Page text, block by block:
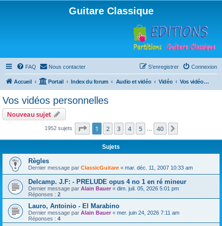
Guitare Classique
FAQ Nous contacter Connexion
S’enregistrer
Accueil Portail Index du forum Audio et vidéo Vidéo Vos vidéos personnelles
Vos vidéos personnelles
Nouveau sujet
1952 sujets Page 1sur40
1 2 3 4 5 40
Sujets
Règles
Dernier message par ClassicGuitare « mar. déc. 11, 2007 10:33 am
Delcamp. J.F: - PRELUDE opus 4 no 1 en ré mineur
Dernier message par Alain Bauer « dim. juil. 05, 2026 5:01 pm
Réponses : 2
Lauro, Antoinio - El Marabino
Dernier message par Alain Bauer « mer. juin 24, 2026 7:11 am
Réponses : 4